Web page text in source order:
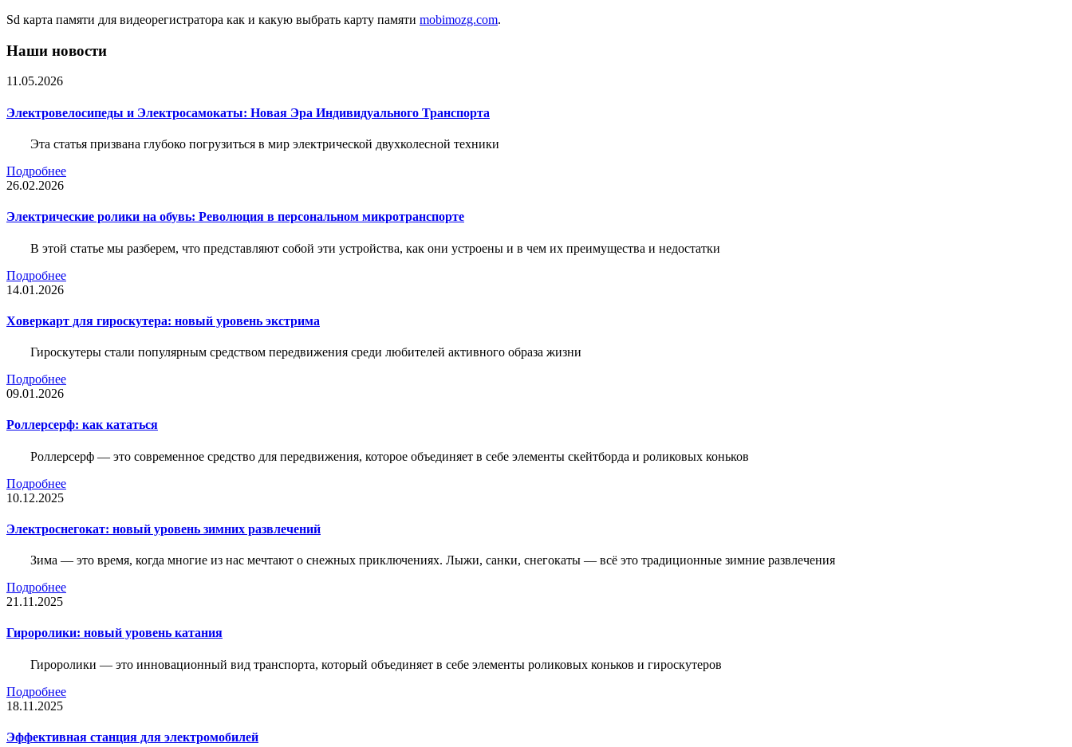
Sd карта памяти для видеорегистратора как и какую выбрать карту памяти mobimozg.com.
Наши новости
11.05.2026
Электровелосипеды и Электросамокаты: Новая Эра Индивидуального Транспорта
Эта статья призвана глубоко погрузиться в мир электрической двухколесной техники
Подробнее
26.02.2026
Электрические ролики на обувь: Революция в персональном микротранспорте
В этой статье мы разберем, что представляют собой эти устройства, как они устроены и в чем их преимущества и недостатки
Подробнее
14.01.2026
Ховеркарт для гироскутера: новый уровень экстрима
Гироскутеры стали популярным средством передвижения среди любителей активного образа жизни
Подробнее
09.01.2026
Роллерсерф: как кататься
Роллерсерф — это современное средство для передвижения, которое объединяет в себе элементы скейтборда и роликовых коньков
Подробнее
10.12.2025
Электроснегокат: новый уровень зимних развлечений
Зима — это время, когда многие из нас мечтают о снежных приключениях. Лыжи, санки, снегокаты — всё это традиционные зимние развлечения
Подробнее
21.11.2025
Гироролики: новый уровень катания
Гироролики — это инновационный вид транспорта, который объединяет в себе элементы роликовых коньков и гироскутеров
Подробнее
18.11.2025
Эффективная станция для электромобилей